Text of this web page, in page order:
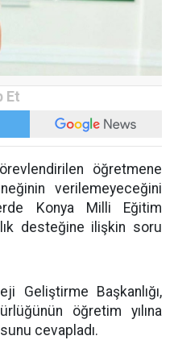
öğretmene
verilemeyeceğini
Konya Milli Eğitim
desteğine ilişkin soru
Geliştirme Başkanlığı,
öğretim yılına
cevapladı.